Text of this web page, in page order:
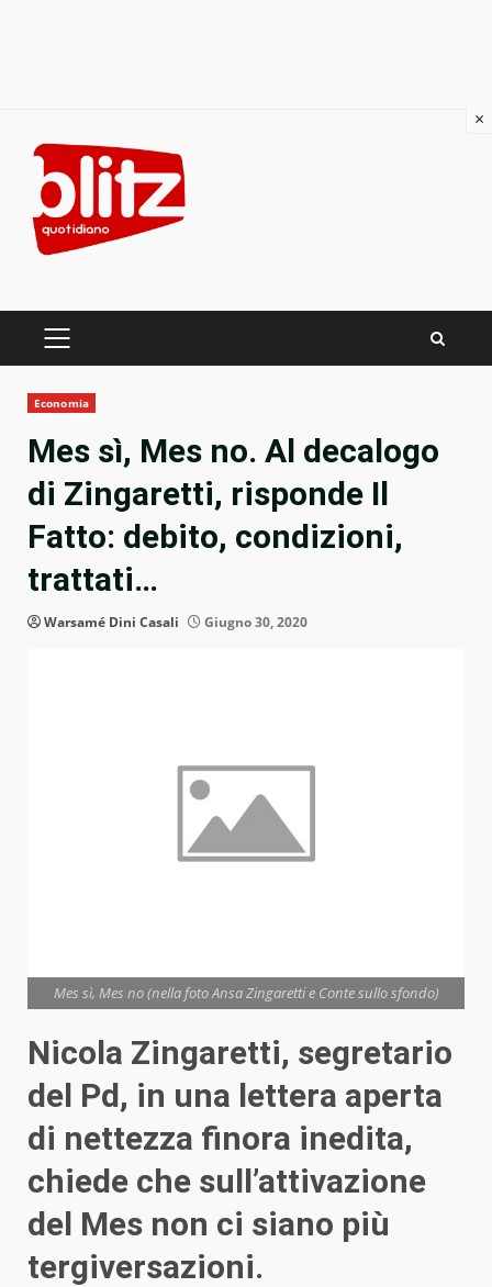
content
PRIMARY
Economia
Mes sì, Mes no. Al decalogo
di Zingaretti, risponde Il
Fatto: debito, condizioni,
trattati…
Warsamé Dini Casali Giugno 30, 2020
Mes sì, Mes no (nella foto Ansa Zingaretti e Conte sullo sfondo)
Nicola Zingaretti, segretario
del Pd, in una lettera aperta
di nettezza finora inedita,
chiede che sull’attivazione
del Mes non ci siano più
tergiversazioni.
×